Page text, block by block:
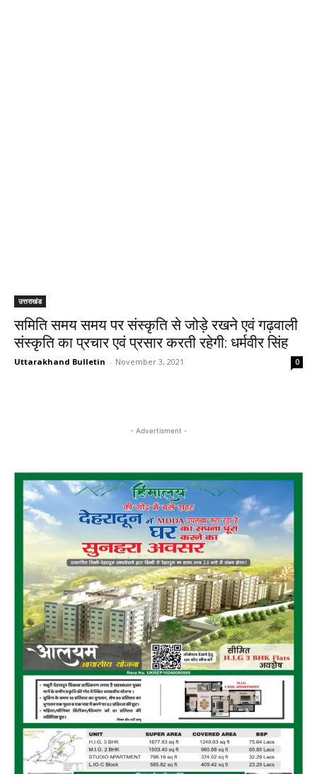
उत्तराखंड
समिति समय समय पर संस्कृति से जोड़े रखने एवं गढ़वाली
संस्कृति का प्रचार एवं प्रसार करती रहेगी: धर्मवीर सिंह
Uttarakhand Bulletin - November 3, 2021 0
- Advertisment -